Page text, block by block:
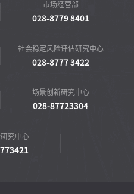
市场经营部
028-8779 8401
社会稳定风险评估研究中心
028-8777 3422
场景创新研究中心
028-87723304
究中心